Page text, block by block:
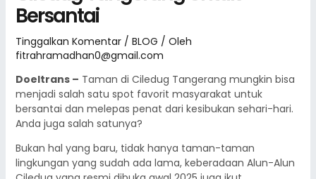
Bersantai
Tinggalkan Komentar / BLOG / Oleh
fitrahramadhan0@gmail.com
Doeltrans – Taman di Ciledug Tangerang mungkin bisa
menjadi salah satu spot favorit masyarakat untuk
bersantai dan melepas penat dari kesibukan sehari-hari.
Anda juga salah satunya?
Bukan hal yang baru, tidak hanya taman-taman
lingkungan yang sudah ada lama, keberadaan Alun-Alun